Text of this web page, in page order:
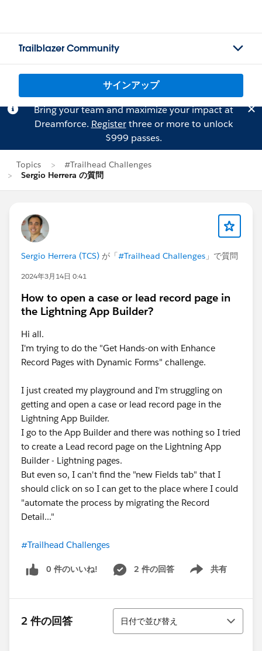
Trailblazer Community
サインアップ
Bring your team and maximize your impact at
Dreamforce. Registerthree or more to unlock
$999 passes.
Topics
#Trailhead Challenges
Sergio Herrera の質問
Sergio Herrera (TCS) が「#Trailhead Challenges 」で質問
2024年3月14日 0:41
How to open a case or lead record page in
the Lightning App Builder?
Hi all.
I'm trying to do the "Get Hands-on with Enhance
Record Pages with Dynamic Forms" challenge.
I just created my playground and I'm struggling on
getting and open a case or lead record page in the
Lightning App Builder.
I go to the App Builder and there was nothing so I tried
to create a Lead record page on the Lightning App
Builder - Lightning pages.
But even so, I can't find the "new Fields tab" that I
should click on so I can get to the place where I could
"automate the process by migrating the Record
Detail..."
#Trailhead Challenges
0 件のいいね! 2 件の回答 共有
Show menu
2 件の回答
並び替え
日付で並び替え